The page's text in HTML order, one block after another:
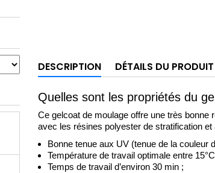
DESCRIPTION DÉTAILS DU PRODUIT
Quelles sont les propriétés du
Ce gelcoat de moulage offre une très bonne
avec les résines polyester de stratification et
Bonne tenue aux UV (tenue de la couleur
Température de travail optimale entre
Temps de travail d’environ 30 min ;